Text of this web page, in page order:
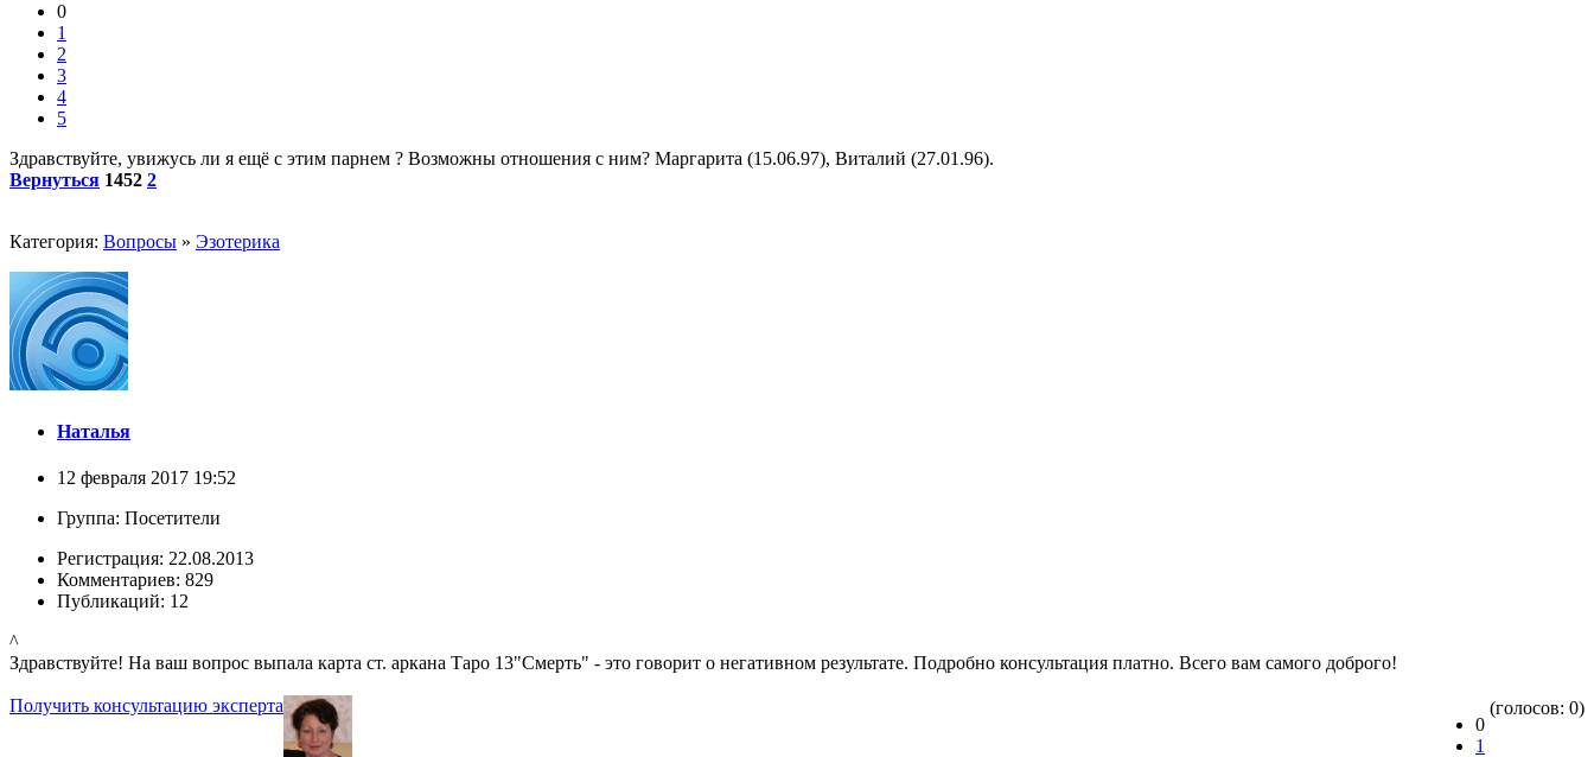
0
1
2
3
4
5
Здравствуйте, увижусь ли я ещё с этим парнем ? Возможны отношения с ним? Маргарита (15.06.97), Виталий (27.01.96).
Вернуться 1452 2
Категория: Вопросы » Эзотерика
Наталья
12 февраля 2017 19:52
Группа: Посетители
Регистрация: 22.08.2013
Комментариев: 829
Публикаций: 12
^
Здравствуйте! На ваш вопрос выпала карта ст. аркана Таро 13"Смерть" - это говорит о негативном результате. Подробно консультация платно. Всего вам самого доброго!
Получить консультацию эксперта
0
1
(голосов: 0)